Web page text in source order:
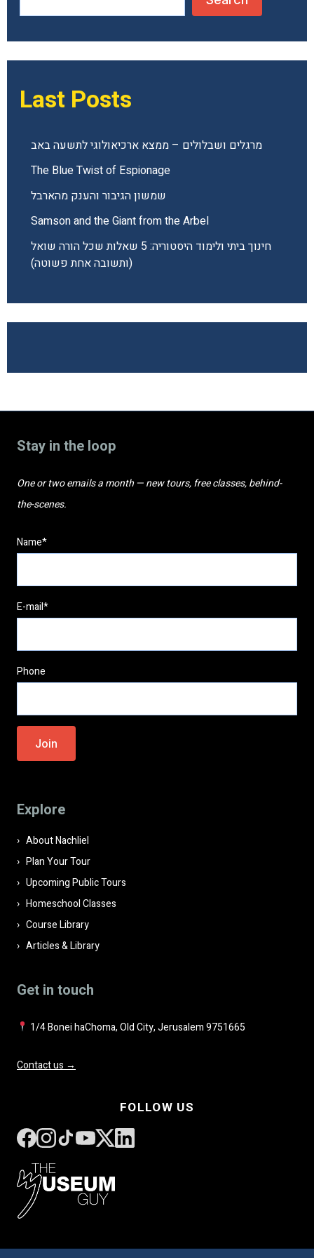
Last Posts
מרגלים ושבלולים – ממצא ארכיאולוגי לתשעה באב
The Blue Twist of Espionage
שמשון הגיבור והענק מהארבל
Samson and the Giant from the Arbel
חינוך ביתי ולימוד היסטוריה: 5 שאלות שכל הורה שואל
(ותשובה אחת פשוטה)
Stay in the loop
One or two emails a month — new tours, free classes, behind-
the-scenes.
Name*
E-mail*
Phone
Please leave this field empty.
Explore
About Nachliel
Plan Your Tour
Upcoming Public Tours
Homeschool Classes
Course Library
Articles & Library
Get in touch
1/4 Bonei haChoma, Old City, Jerusalem 9751665
Contact us →
FOLLOW US